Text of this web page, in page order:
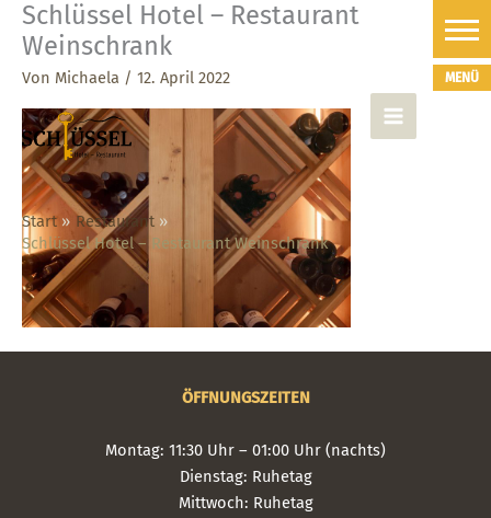
Zum
Inhalt
Start
Restaurant
Schlüssel Hotel – Restaurant Weinschrank
Schlüssel Hotel – Restaurant
Weinschrank
Von Michaela / 12. April 2022
ÖFFNUNGSZEITEN
Montag: 11:30 Uhr – 01:00 Uhr (nachts)
Dienstag: Ruhetag
Mittwoch: Ruhetag